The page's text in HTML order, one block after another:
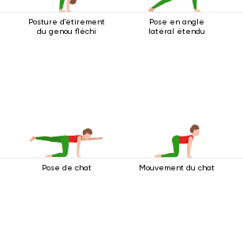
Posture d'étirement
du genou fléchi
Pose en angle
latéral étendu
Pose de chat Mouvement du chat